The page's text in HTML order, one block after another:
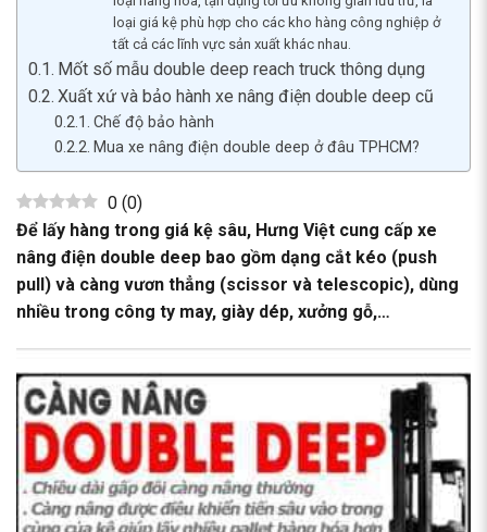
loại giá kệ phù hợp cho các kho hàng công nghiệp ở
tất cả các lĩnh vực sản xuất khác nhau.
Mốt số mẫu double deep reach truck thông dụng
Xuất xứ và bảo hành xe nâng điện double deep cũ
Chế độ bảo hành
Mua xe nâng điện double deep ở đâu TPHCM?
0 (0)
Để lấy hàng trong giá kệ sâu, Hưng Việt cung cấp xe
nâng điện double deep bao gồm dạng cắt kéo (push
pull) và càng vươn thẳng (scissor và telescopic), dùng
nhiều trong công ty may, giày dép, xưởng gỗ,…